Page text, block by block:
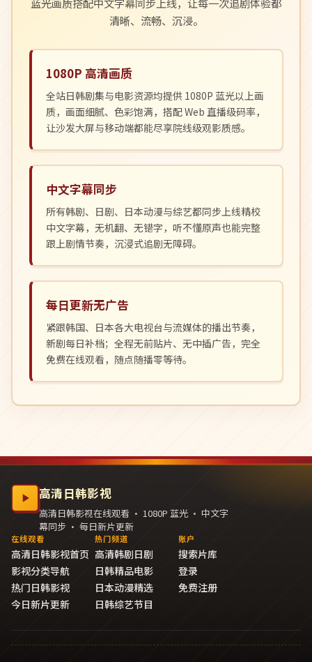
清晰、流畅、沉浸。
1080P 高清画质
全站日韩剧集与电影资源均提供 1080P 蓝光以上画
质，画面细腻、色彩饱满，搭配 Web 直播级码率，
让沙发大屏与移动端都能尽享院线级观影质感。
中文字幕同步
所有韩剧、日剧、日本动漫与综艺都同步上线精校
中文字幕，无机翻、无错字，听不懂原声也能完整
跟上剧情节奏，沉浸式追剧无障碍。
每日更新无广告
紧跟韩国、日本各大电视台与流媒体的播出节奏，
新剧每日补档；全程无前贴片、无中插广告，完全
免费在线观看，随点随播零等待。
高清日韩影视
高清日韩影视在线观看 · 1080P 蓝光 · 中文字
幕同步 · 每日新片更新
在线观看
高清日韩影视首页
影视分类导航
热门日韩影视
今日新片更新
热门频道
高清韩剧日剧
日韩精品电影
日本动漫精选
日韩综艺节目
账户
搜索片库
登录
免费注册